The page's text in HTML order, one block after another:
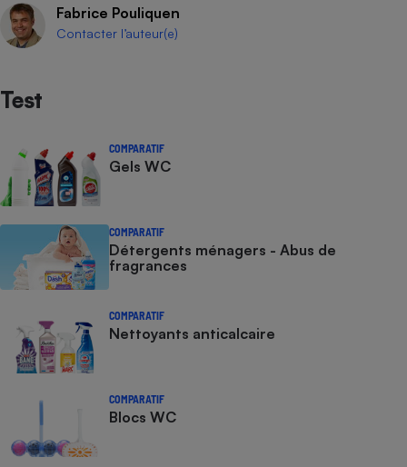
Fabrice Pouliquen
Contacter l’auteur(e)
Test
COMPARATIF
Gels WC
COMPARATIF
Détergents ménagers - Abus de
fragrances
COMPARATIF
Nettoyants anticalcaire
COMPARATIF
Blocs WC